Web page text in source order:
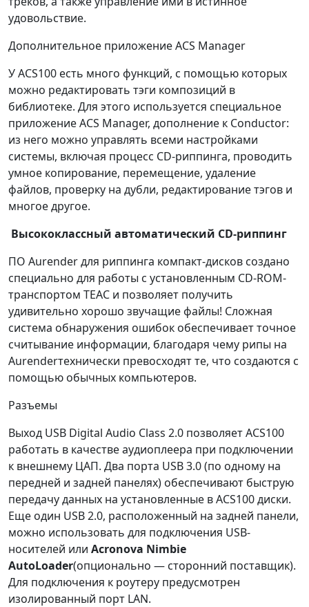
удовольствие.
Дополнительное приложение ACS Manager
У ACS100 есть много функций, с помощью которых
можно редактировать тэги композиций в
библиотеке. Для этого используется специальное
приложение ACS Manager, дополнение к Conductor:
из него можно управлять всеми настройками
системы, включая процесс CD-риппинга, проводить
умное копирование, перемещение, удаление
файлов, проверку на дубли, редактирование тэгов и
многое другое.
Высококлассный автоматический CD-риппинг
ПО Aurender для риппинга компакт-дисков создано
специально для работы с установленным CD-ROM-
транспортом TEAC и позволяет получить
удивительно хорошо звучащие файлы! Сложная
система обнаружения ошибок обеспечивает точное
считывание информации, благодаря чему рипы на
Aurenderтехнически превосходят те, что создаются с
помощью обычных компьютеров.
Разъемы
Выход USB Digital Audio Class 2.0 позволяет ACS100
работать в качестве аудиоплеера при подключении
к внешнему ЦАП. Два порта USB 3.0 (по одному на
передней и задней панелях) обеспечивают быструю
передачу данных на установленные в ACS100 диски.
Еще один USB 2.0, расположенный на задней панели,
можно использовать для подключения USB-
носителей или Acronova Nimbie
AutoLoader(опционально — сторонний поставщик).
Для подключения к роутеру предусмотрен
изолированный порт LAN.